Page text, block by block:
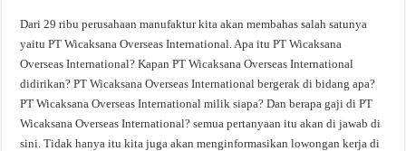
Dari 29 ribu perusahaan manufaktur kita akan membahas salah satunya
yaitu PT Wicaksana Overseas International. Apa itu PT Wicaksana
Overseas International? Kapan PT Wicaksana Overseas International
didirikan? PT Wicaksana Overseas International bergerak di bidang apa?
PT Wicaksana Overseas International milik siapa? Dan berapa gaji di PT
Wicaksana Overseas International? semua pertanyaan itu akan di jawab di
sini. Tidak hanya itu kita juga akan menginformasikan lowongan kerja di